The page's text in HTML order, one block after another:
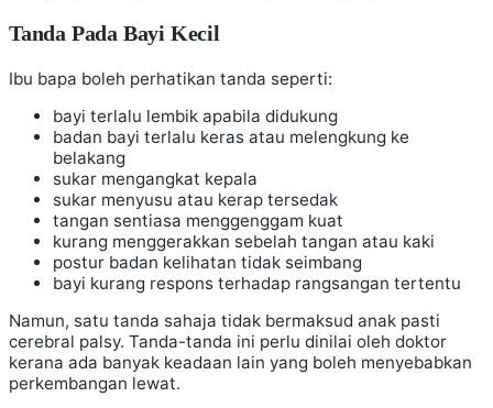
Tanda Pada Bayi Kecil
Ibu bapa boleh perhatikan tanda seperti:
bayi terlalu lembik apabila didukung
badan bayi terlalu keras atau melengkung ke
belakang
sukar mengangkat kepala
sukar menyusu atau kerap tersedak
tangan sentiasa menggenggam kuat
kurang menggerakkan sebelah tangan atau kaki
postur badan kelihatan tidak seimbang
bayi kurang respons terhadap rangsangan tertentu
Namun, satu tanda sahaja tidak bermaksud anak pasti
cerebral palsy. Tanda-tanda ini perlu dinilai oleh doktor
kerana ada banyak keadaan lain yang boleh menyebabkan
perkembangan lewat.